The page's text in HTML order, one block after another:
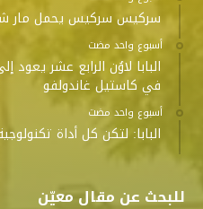
سركيس سركيس يحمل مار
‫‫‫‏‫أسبوع واحد مضت‬
البابا لاوُن الرابع عشر يعود
في كاستيل غاندولفو
‫‫‫‏‫أسبوع واحد مضت‬
البابا: لتكن كل أداة
للبحث عن مقال معيّن